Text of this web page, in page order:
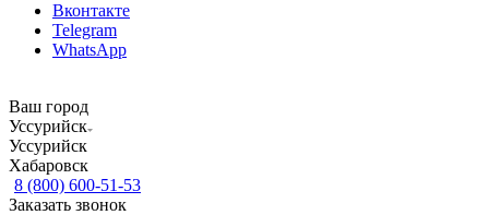
Вконтакте
Telegram
WhatsApp
Ваш город
Уссурийск
Уссурийск
Хабаровск
8 (800) 600-51-53
Заказать звонок